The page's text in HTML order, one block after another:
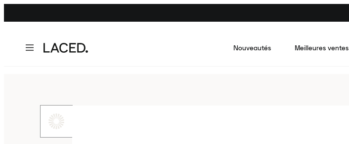
Nouveautés Meilleures ventes